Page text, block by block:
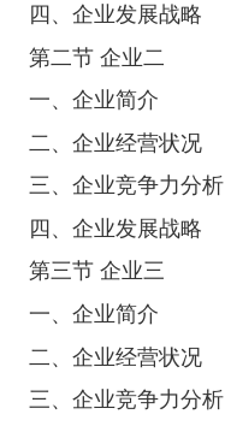
四、企业发展战略
第二节 企业二
一、企业简介
二、企业经营状况
三、企业竞争力分析
四、企业发展战略
第三节 企业三
一、企业简介
二、企业经营状况
三、企业竞争力分析